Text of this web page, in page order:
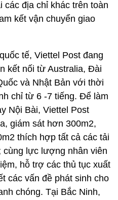
địa chỉ khác trên toàn
kết vận chuyển giao
tế, Viettel Post đang
kết nối từ Australia, Đài
và Nhật Bản với thời
chỉ từ 6 -7 tiếng. Để làm
Nội Bài, Viettel Post
giám sát hơn 300m2,
thích hợp tất cả các tải
cùng lực lượng nhân viên
hỗ trợ các thủ tục xuất
các vấn đề phát sinh cho
chóng. Tại Bắc Ninh,